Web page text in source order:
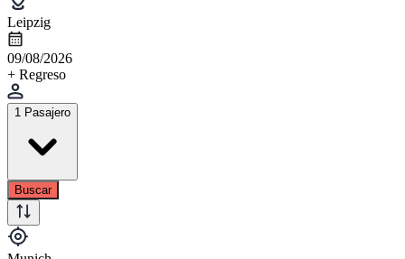
Leipzig
09/08/2026
+ Regreso
1 Pasajero
Buscar